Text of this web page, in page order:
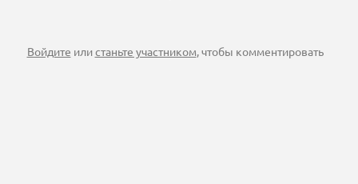
Войдите илистаньте участником , чтобы комментировать